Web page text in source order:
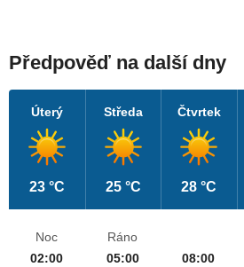
Předpověď na další dny
Úterý
23 °C
Středa
25 °C
Čtvrtek
28 °C
Noc
02:00
Ráno
05:00
08:00